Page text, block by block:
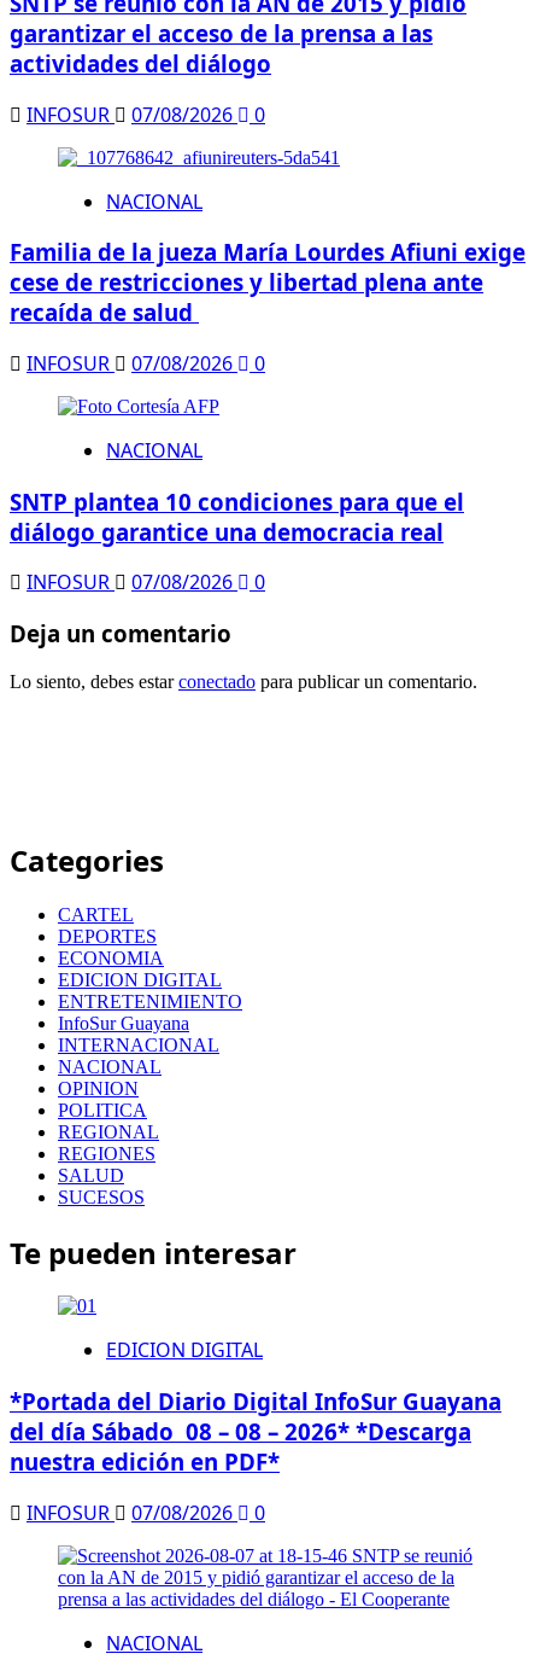
garantizar el acceso de la prensa a las
actividades del diálogo
INFOSUR 07/08/2026 0
NACIONAL
Familia de la jueza María Lourdes Afiuni exige
cese de restricciones y libertad plena ante
recaída de salud
INFOSUR 07/08/2026 0
NACIONAL
SNTP plantea 10 condiciones para que el
diálogo garantice una democracia real
INFOSUR 07/08/2026 0
Deja un comentario
Lo siento, debes estarconectado para publicar un comentario.
Categories
CARTEL
DEPORTES
ECONOMIA
EDICION DIGITAL
ENTRETENIMIENTO
InfoSur Guayana
INTERNACIONAL
NACIONAL
OPINION
POLITICA
REGIONAL
REGIONES
SALUD
SUCESOS
Te pueden interesar
EDICION DIGITAL
*Portada del Diario Digital InfoSur Guayana
del día Sábado 08 – 08 – 2026* *Descarga
nuestra edición en PDF*
INFOSUR 07/08/2026 0
NACIONAL